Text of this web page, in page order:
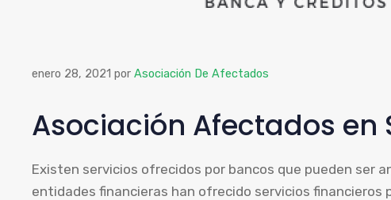
enero 28, 2021 por Asociación De Afectados
Asociación Afectados en
Existen servicios ofrecidos por bancos que pueden ser
entidades financieras han ofrecido servicios